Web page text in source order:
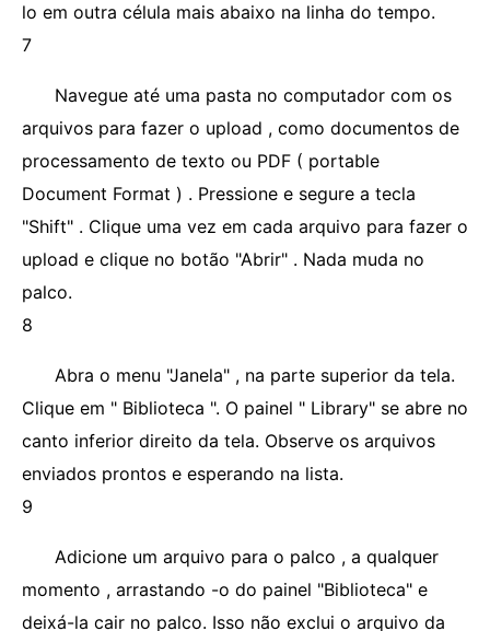
lo em outra célula mais abaixo na linha do tempo.
7
Navegue até uma pasta no computador com os
arquivos para fazer o upload , como documentos de
processamento de texto ou PDF ( portable
Document Format ) . Pressione e segure a tecla
"Shift" . Clique uma vez em cada arquivo para fazer o
upload e clique no botão "Abrir" . Nada muda no
palco.
8
Abra o menu "Janela" , na parte superior da tela.
Clique em " Biblioteca ". O painel " Library" se abre no
canto inferior direito da tela. Observe os arquivos
enviados prontos e esperando na lista.
9
Adicione um arquivo para o palco , a qualquer
momento , arrastando -o do painel "Biblioteca" e
deixá-la cair no palco. Isso não exclui o arquivo da